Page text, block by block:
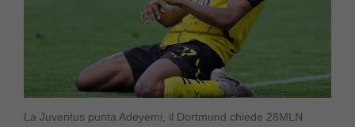
La Juventus punta Adeyemi, il Dortmund chiede 28MLN